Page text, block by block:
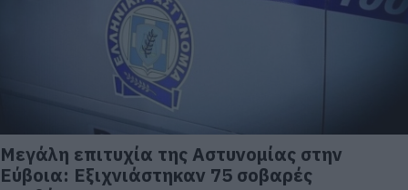
Μεγάλη επιτυχία της Αστυνομίας στην
Εύβοια: Εξιχνιάστηκαν 75 σοβαρές